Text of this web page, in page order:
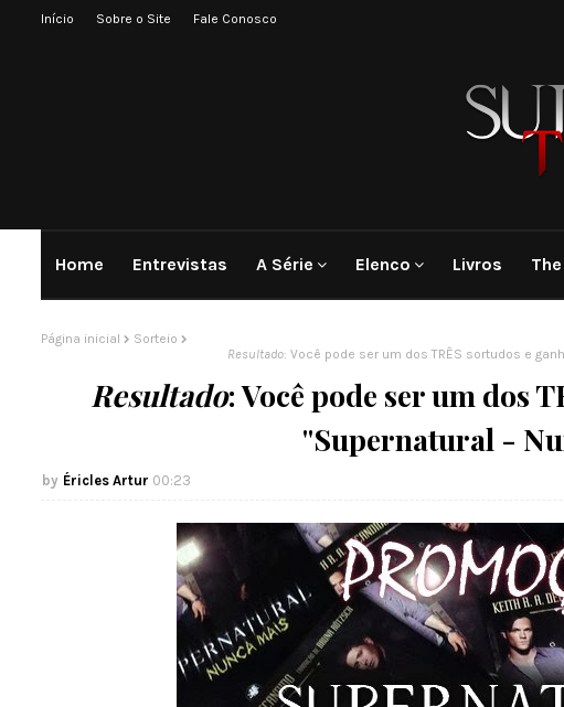
Início Sobre o Site Fale Conosco
Home Entrevistas A Série Elenco Livros
Página inicial
Sorteio
Resultado: Você pode ser um dos TRÊS sortudos e
Resultado: Você pode ser um dos
"Supernatural -
Éricles Artur 00:23